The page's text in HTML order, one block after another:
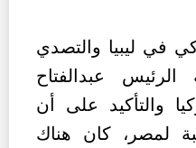
في ليبيا والتصدي
عبدالفتاح
والتأكيد على أن
لمصر، كان هناك